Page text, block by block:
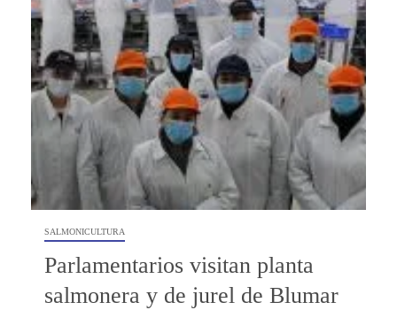
SALMONICULTURA
Parlamentarios visitan planta
salmonera y de jurel de Blumar